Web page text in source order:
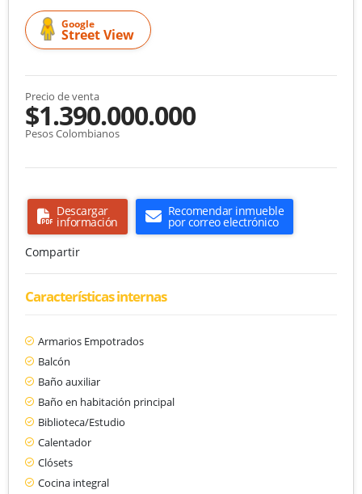
Google
Street View
Precio de venta
$1.390.000.000
Pesos Colombianos
Descargar
información
Recomendar inmueble
por correo electrónico
Compartir
Características internas
Armarios Empotrados
Balcón
Baño auxiliar
Baño en habitación principal
Biblioteca/Estudio
Calentador
Clósets
Cocina integral